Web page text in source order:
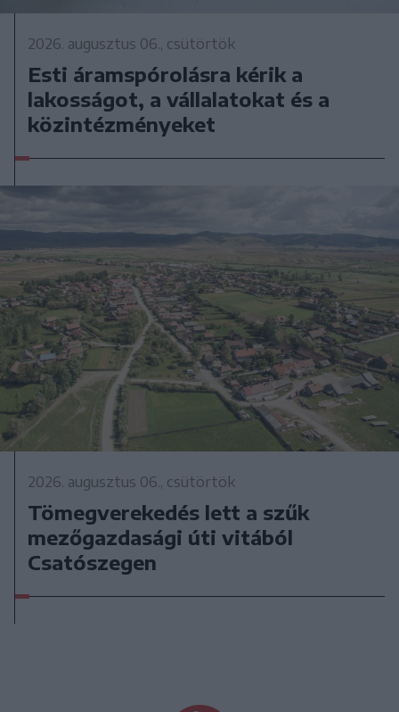
2026. augusztus 06., csütörtök
Esti áramspórolásra kérik a
lakosságot, a vállalatokat és a
közintézményeket
2026. augusztus 06., csütörtök
Tömegverekedés lett a szűk
mezőgazdasági úti vitából
Csatószegen